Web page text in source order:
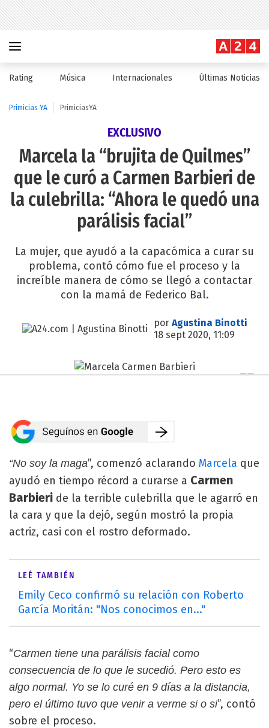
Rating Música Internacionales Últimas Noticias
Primicias YA PrimiciasYA
EXCLUSIVO
Marcela la “brujita de Quilmes”
que le curó a Carmen Barbieri de
la culebrilla: “Ahora le quedó una
parálisis facial”
La mujer, que ayudó a la capacómica a curar su
problema, contó cómo fue el proceso y la
increíble manera de cómo se llegó a contactar
con la mamá de Federico Bal.
por Agustina Binotti
18 sept 2020, 11:09
“No soy la maga”, comenzó aclarando Marcela que
ayudó en tiempo récord a curarse a Carmen
Barbieri de la terrible culebrilla que le agarró en
la cara y que la dejó, según mostró la propia
actriz, casi con el rostro deformado.
LEÉ TAMBIÉN
Emily Ceco confirmó su relación con Roberto
García Moritán: "Nos conocimos en..."
“Carmen tiene una parálisis facial como
consecuencia de lo que le sucedió. Pero esto es
algo normal. Yo se lo curé en 9 días a la distancia,
pero el último tuvo que venir a verme si o si”, contó
sobre el proceso.